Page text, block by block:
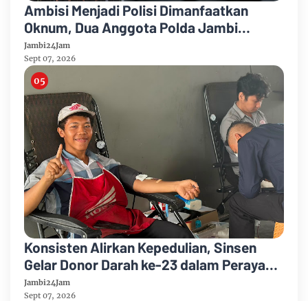
Ambisi Menjadi Polisi Dimanfaatkan
Oknum, Dua Anggota Polda Jambi
Diduga Tipu Calon Bintara dengan Janji
Kelulusan
Jambi24Jam
Sept 07, 2026
Konsisten Alirkan Kepedulian, Sinsen
Gelar Donor Darah ke-23 dalam Perayaan
Anniversary Sinsen
Jambi24Jam
Sept 07, 2026